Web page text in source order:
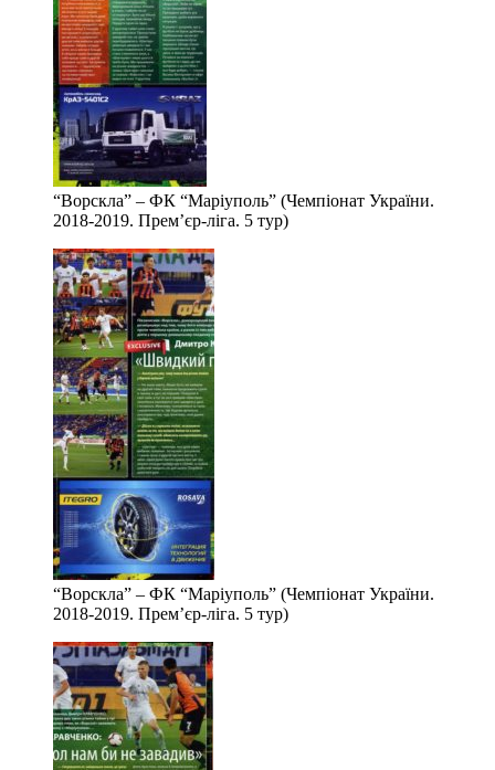
“Ворскла” – ФК “Маріуполь” (Чемпіонат України.
2018-2019. Прем’єр-ліга. 5 тур)
“Ворскла” – ФК “Маріуполь” (Чемпіонат України.
2018-2019. Прем’єр-ліга. 5 тур)